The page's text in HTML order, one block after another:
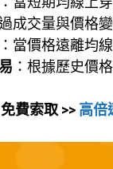
成交量與價格
：當價格遠離均
：根據歷史價
免費索取 >> 高倍